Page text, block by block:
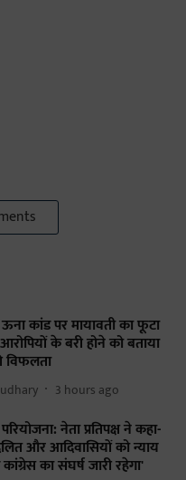
कांड पर मायावती का फूटा
के बरी होने को बताया
विफलता
3 hours ago
नेता प्रतिपक्ष ने कहा-
और आदिवासियों को न्याय
का संघर्ष जारी रहेगा'